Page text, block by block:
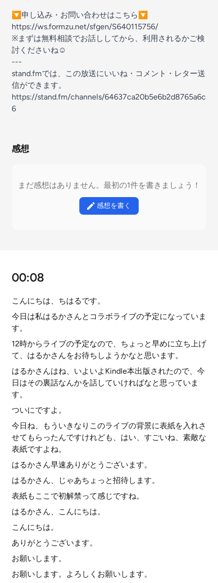
🔽申し込み・お問い合わせはこちら🔽
https://ws.formzu.net/sfgen/S640115756/
※まずは無料相談でお話ししてから、利用されるかご検
討くださいね☺️
---
stand.fmでは、この放送にいいね・コメント・レター送
信ができます。
https://stand.fm/channels/64637ca20b5e6b2d8765a6c
6
感想
まだ感想はありません。最初の1件を書きましょう！
感想を書く
00:08
こんにちは、ちはるです。
今日は私はるかさんとコラボライブの予定になっていま
す。
12時からライブの予定なので、ちょっと早めに立ち上げ
て、はるかさんをお待ちしようかなと思います。
はるかさんはね、いよいよKindle本出版されたので、今
日はその裏話なんかを話していければなと思っていま
す。
ついにですよ。
今日ね、もういきなりこのライブの背景に表紙を入れさ
せてもらったんですけれども、はい、すごいね、素敵な
表紙ですよね。
はるかさん早速ありがとうございます。
はるかさん、じゃあちょっと招待します。
表紙もここで初解禁って感じですね。
はるかさん、こんにちは。
こんにちは。
ありがとうございます。
お願いします。
お願いします。よろしくお願いします。